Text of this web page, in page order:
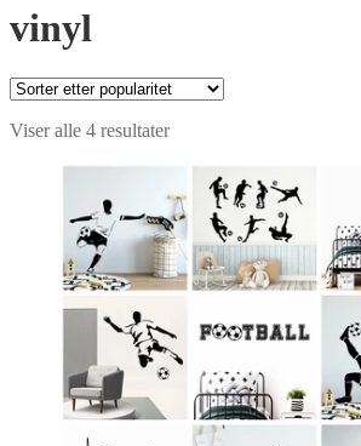
vinyl
Viser alle 4 resultaterSortert
propularitet